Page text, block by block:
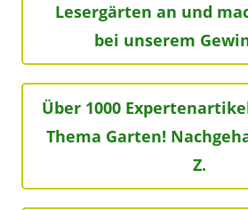
Lesergärten an und
bei unserem
Über 1000
Thema Garten!
Z.